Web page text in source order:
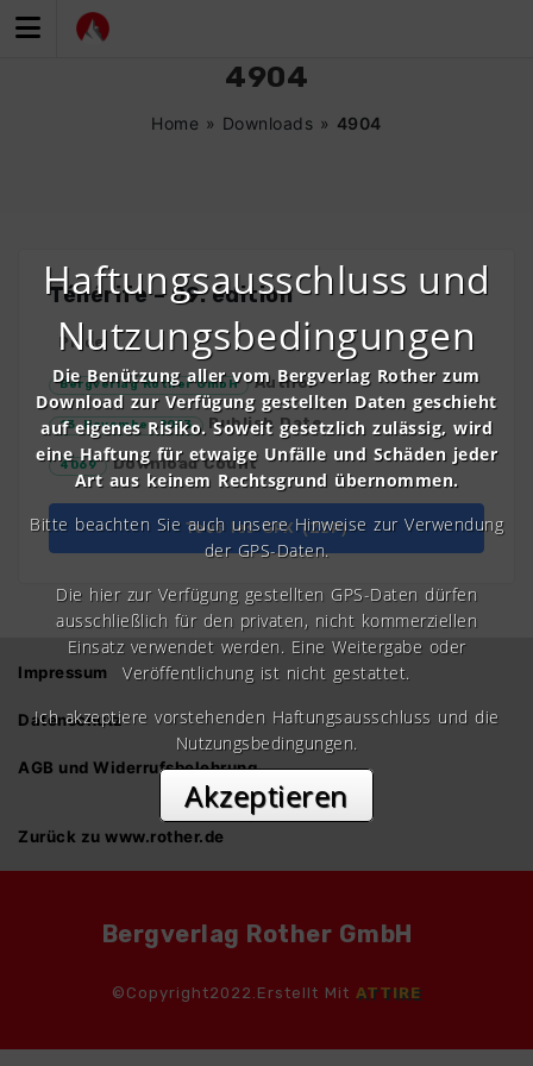
Inhalt
4904
Home » Downloads » 4904
Ténérife – 09. édition
Price
Bergverlag Rother GmbH Author
13. November 2023 Publish Date
4069 Download Count
Tous les GPX (ZIP)
Impressum
Datenschutz
AGB und Widerrufsbelehrung
Zurück zu www.rother.de
Bergverlag Rother GmbH
©Copyright2022.Erstellt Mit ATTIRE
Haftungsausschluss und
Nutzungsbedingungen
Die Benützung aller vom Bergverlag Rother zum
Download zur Verfügung gestellten Daten geschieht
auf eigenes Risiko. Soweit gesetzlich zulässig, wird
eine Haftung für etwaige Unfälle und Schäden jeder
Art aus keinem Rechtsgrund übernommen.
Bitte beachten Sie auch unsere Hinweise zur Verwendung
der GPS-Daten.
Die hier zur Verfügung gestellten GPS-Daten dürfen
ausschließlich für den privaten, nicht kommerziellen
Einsatz verwendet werden. Eine Weitergabe oder
Veröffentlichung ist nicht gestattet.
Ich akzeptiere vorstehenden Haftungsausschluss und die
Nutzungsbedingungen.
Akzeptieren